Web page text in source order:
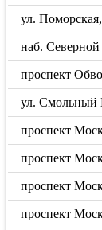
ул.
наб.
проспект
ул. Смольный
проспект
проспект
проспект
проспект